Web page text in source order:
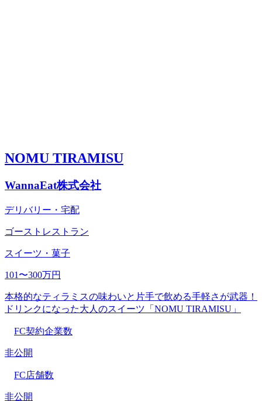
NOMU TIRAMISU
WannaEat株式会社
デリバリー・宅配
ゴーストレストラン
スイーツ・菓子
101〜300万円
本格的なティラミスの味わいと片手で飲める手軽さが武器！
ドリンクになった大人のスイーツ「NOMU TIRAMISU」
FC契約企業数
非公開
FC店舗数
非公開